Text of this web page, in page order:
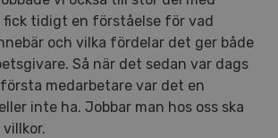
tidigt en förståelse för vad
och vilka fördelar det ger både
Så när det sedan var dags
medarbetare var det en
inte ha. Jobbar man hos oss ska